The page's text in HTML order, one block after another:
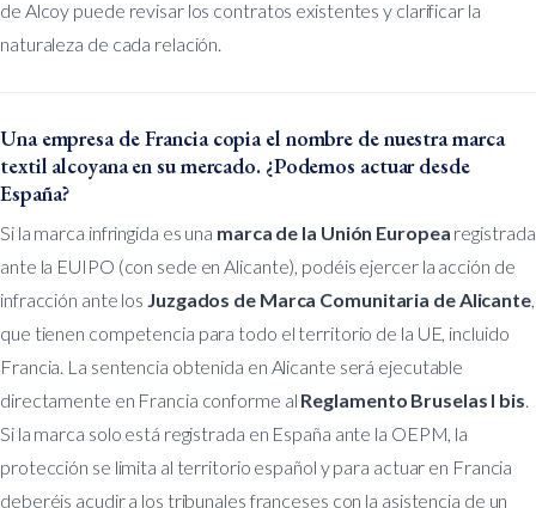
de Alcoy puede revisar los contratos existentes y clarificar la
naturaleza de cada relación.
Una empresa de Francia copia el nombre de nuestra marca
textil alcoyana en su mercado. ¿Podemos actuar desde
España?
Si la marca infringida es una marca de la Unión Europea registrada
ante la EUIPO (con sede en Alicante), podéis ejercer la acción de
infracción ante los Juzgados de Marca Comunitaria de Alicante,
que tienen competencia para todo el territorio de la UE, incluido
Francia. La sentencia obtenida en Alicante será ejecutable
directamente en Francia conforme al Reglamento Bruselas I bis.
Si la marca solo está registrada en España ante la OEPM, la
protección se limita al territorio español y para actuar en Francia
deberéis acudir a los tribunales franceses con la asistencia de un